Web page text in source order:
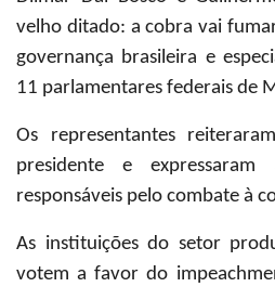
velho ditado: a cobra vai
governança brasileira e
11 parlamentares federais de
Os representantes
presidente e
responsáveis pelo combate à
As instituições do setor
votem a favor do